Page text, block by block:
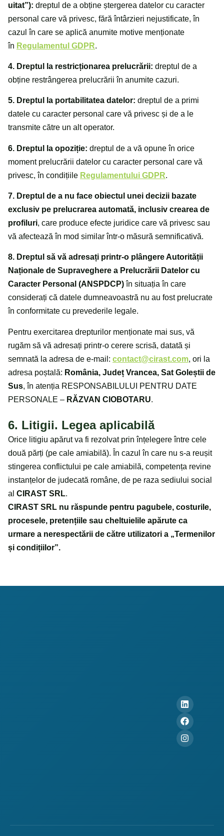
uitat”): dreptul de a obține ștergerea datelor cu caracter
personal care vă privesc, fără întârzieri nejustificate, în
cazul în care se aplică anumite motive menționate
în Regulamentul GDPR.
4. Dreptul la restricționarea prelucrării: dreptul de a
obține restrângerea prelucrării în anumite cazuri.
5. Dreptul la portabilitatea datelor: dreptul de a primi
datele cu caracter personal care vă privesc și de a le
transmite către un alt operator.
6. Dreptul la opoziție: dreptul de a vă opune în orice
moment prelucrării datelor cu caracter personal care vă
privesc, în condițiile Regulamentului GDPR.
7. Dreptul de a nu face obiectul unei decizii bazate
exclusiv pe prelucrarea automată, inclusiv crearea de
profiluri, care produce efecte juridice care vă privesc sau
vă afectează în mod similar într-o măsură semnificativă.
8. Dreptul să vă adresați printr-o plângere Autorității
Naționale de Supraveghere a Prelucrării Datelor cu
Caracter Personal (ANSPDCP)în situația în care
considerați că datele dumneavoastră nu au fost prelucrate
în conformitate cu prevederile legale.
Pentru exercitarea drepturilor menționate mai sus, vă
rugăm să vă adresați printr-o cerere scrisă, datată și
semnată la adresa de e-mail: contact@cirast.com, ori la
adresa poștală: România, Județ Vrancea, Sat Goleștii de
Sus, în atenția RESPONSABILULUI PENTRU DATE
PERSONALE – RĂZVAN CIOBOTARU.
6. Litigii. Legea aplicabilă
Orice litigiu apărut va fi rezolvat prin înțelegere între cele
două părți (pe cale amiabilă). În cazul în care nu s-a reușit
stingerea conflictului pe cale amiabilă, competența revine
instanțelor de judecată române, de pe raza sediului social
al CIRAST SRL.
CIRAST SRL nu răspunde pentru pagubele, costurile,
procesele, pretențiile sau cheltuielile apărute ca
urmare a nerespectării de către utilizatori a „Termenilor
și condițiilor”.